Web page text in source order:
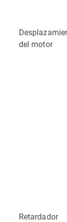
del motor
Retardador